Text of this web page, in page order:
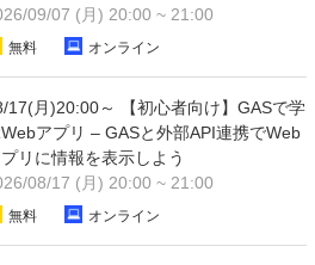
09/07 (月) 20:00 ~ 21:00
無料 オンライン
17(月)20:00～ 【初心者向け】GASで学
アプリ – GASと外部API連携でWeb
リに情報を表示しよう
08/17 (月) 20:00 ~ 21:00
無料 オンライン